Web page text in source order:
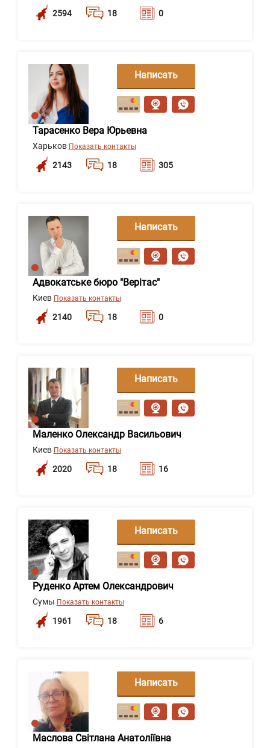
2594 18 0
Тарасенко Вера Юрьевна
Харьков Показать контакты
2143 18 305
Написать
сообщение
Адвокатське бюро "Верітас"
Киев Показать контакты
2140 18 0
Написать
сообщение
Маленко Олександр Васильович
Киев Показать контакты
2020 18 16
Написать
сообщение
Руденко Артем Олександрович
Сумы Показать контакты
1961 18 6
Написать
сообщение
Маслова Світлана Анатоліївна
Написать
сообщение